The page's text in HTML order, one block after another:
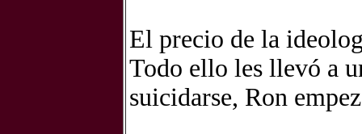
El precio de la
Todo ello les llevó a
suicidarse, Ron